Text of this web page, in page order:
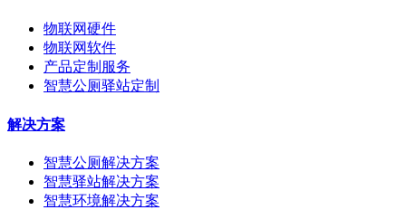
物联网硬件
物联网软件
产品定制服务
智慧公厕驿站定制
解决方案
智慧公厕解决方案
智慧驿站解决方案
智慧环境解决方案